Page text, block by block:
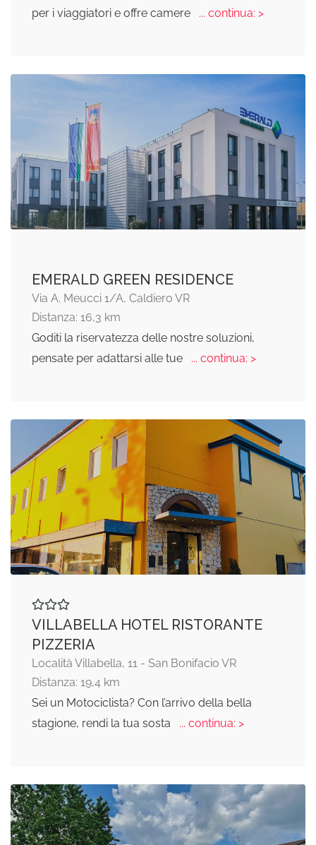
per i viaggiatori e offre camere
... continua: >
EMERALD GREEN RESIDENCE
Via A. Meucci 1/A, Caldiero VR
Distanza: 16,3 km
Goditi la riservatezza delle nostre soluzioni,
pensate per adattarsi alle tue
... continua: >
VILLABELLA HOTEL RISTORANTE
PIZZERIA
Località Villabella, 11 - San Bonifacio VR
Distanza: 19,4 km
Sei un Motociclista? Con l’arrivo della bella
stagione, rendi la tua sosta
... continua: >